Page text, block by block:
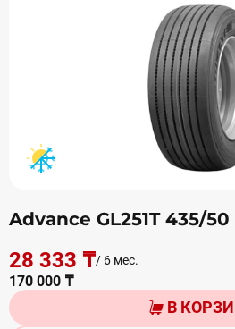
Advance GL251T 435/50
28 333 ₸/ 6 мес.
170 000 ₸
В